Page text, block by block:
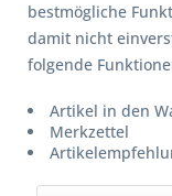
bestmögliche
damit nicht
folgende
Artikel in den
Merkzettel